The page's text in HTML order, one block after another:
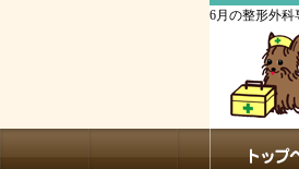
6月の整形外科